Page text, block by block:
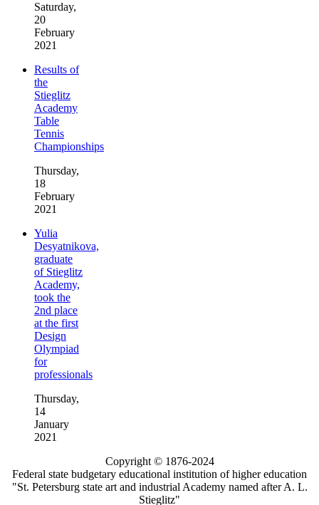
Saturday,
20
February
2021
Results of
the
Stieglitz
Academy
Table
Tennis
Championships
Thursday,
18
February
2021
Yulia
Desyatnikova,
graduate
of Stieglitz
Academy,
took the
2nd place
at the first
Design
Olympiad
for
professionals
Thursday,
14
January
2021
Copyright © 1876-2024
Federal state budgetary educational institution of higher education
"St. Petersburg state art and industrial Academy named after A. L.
Stieglitz"